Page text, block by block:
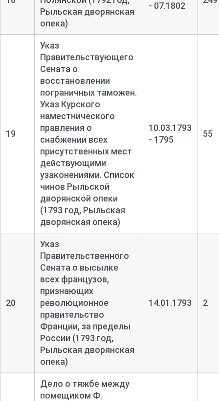
Рыльская дворянская
опека)
- 07.1802
19
Указ
Правительствующего
Сената о
восстановлении
пограничных таможен.
Указ Курского
наместнического
правления о
снабжении всех
присутственных мест
действующими
узаконениями. Список
чинов Рыльской
дворянской опеки
(1793 год, Рыльская
дворянская опека)
10.03.1793
- 1795
55
20
Указ
Правительственного
Сената о высылке
всех французов,
признающих
революционное
правительство
Франции, за пределы
России (1793 год,
Рыльская дворянская
опека)
14.01.1793 2
Дело о тяжбе между
помещиком Ф.